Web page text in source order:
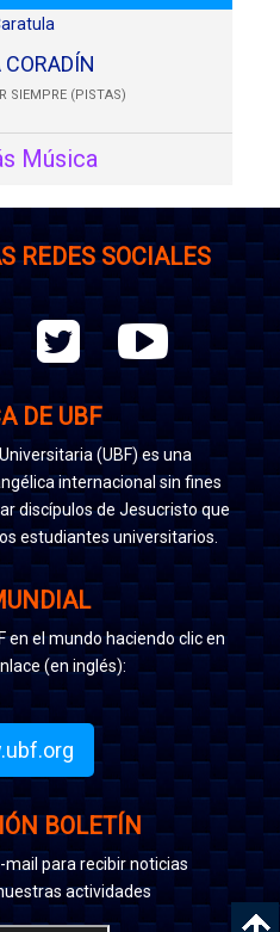
CORADÍN
SIEMPRE (PISTAS)
Música
REDES SOCIALES
DE UBF
(UBF) es una
internacional sin fines
discípulos de Jesucristo que
estudiantes universitarios.
en el mundo haciendo clic en
(en inglés):
BOLETÍN
mail para recibir noticias
actividades